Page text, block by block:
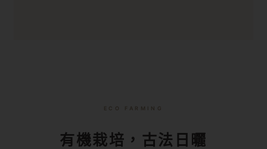
ECO FARMING
有機栽培，古法日曬